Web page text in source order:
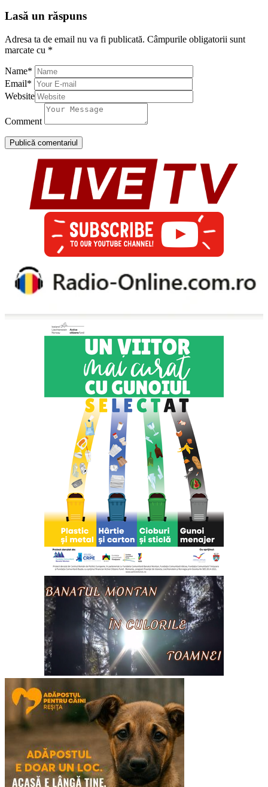
Lasă un răspuns
Adresa ta de email nu va fi publicată. Câmpurile obligatorii sunt
marcate cu *
Name*
Email*
Website
Comment